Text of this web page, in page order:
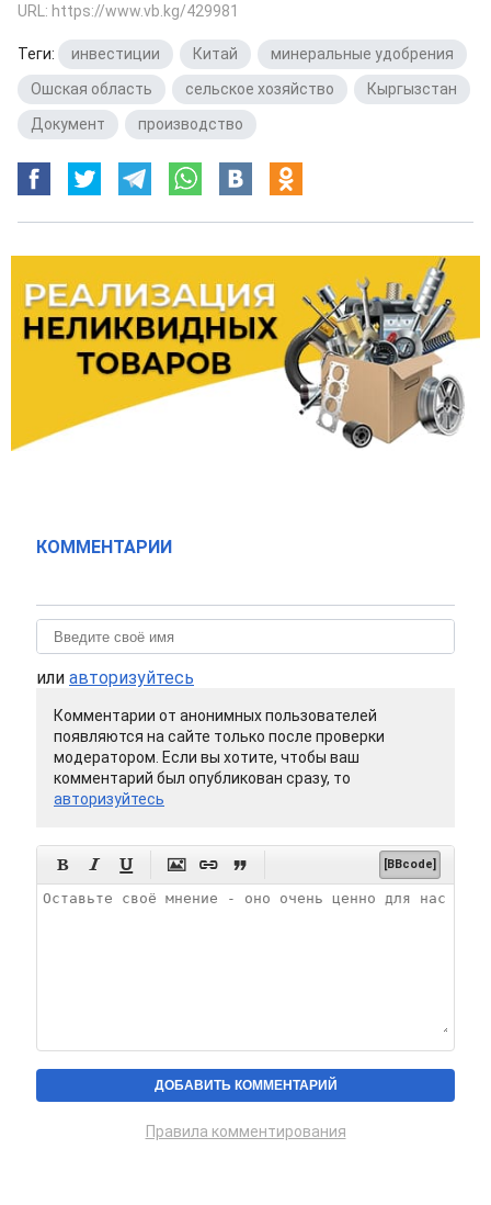
URL: https://www.vb.kg/429981
Теги: инвестиции Китай минеральные удобрения
Ошская область
сельское хозяйство Кыргызстан
Документ
производство
КОММЕНТАРИИ
или авторизуйтесь
Комментарии от анонимных пользователей
появляются на сайте только после проверки
модератором. Если вы хотите, чтобы ваш
комментарий был опубликован сразу, то
авторизуйтесь
      [BBcode]
Правила комментирования